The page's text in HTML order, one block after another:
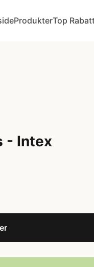
ProdukterTop
- Intex